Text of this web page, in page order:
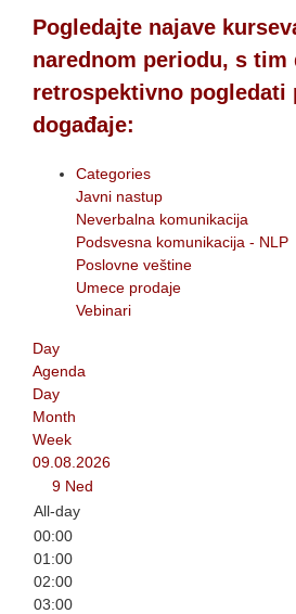
Pogledajte najave
narednom periodu, s tim
retrospektivno pogledati
događaje:
Categories
Javni nastup
Neverbalna komunikacija
Podsvesna komunikacija - NLP
Poslovne veštine
Umece prodaje
Vebinari
Day
Agenda
Day
Month
Week
09.08.2026
9 Ned
All-day
00:00
01:00
02:00
03:00